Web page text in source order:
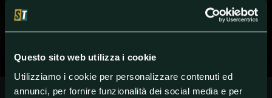
Questo sito web utilizza i cookie
Utilizziamo i cookie per personalizzare contenuti ed
annunci, per fornire funzionalità dei social media e per